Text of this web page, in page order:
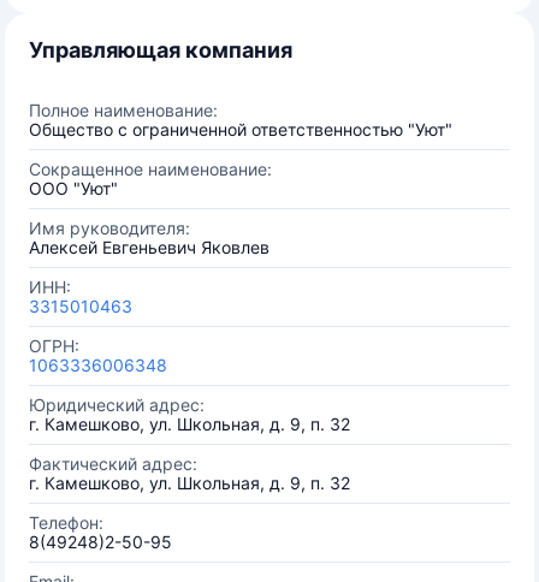
Управляющая компания
Полное наименование:
Общество с ограниченной ответственностью "Уют"
Сокращенное наименование:
ООО "Уют"
Имя руководителя:
Алексей Евгеньевич Яковлев
ИНН:
3315010463
ОГРН:
1063336006348
Юридический адрес:
г. Камешково, ул. Школьная, д. 9, п. 32
Фактический адрес:
г. Камешково, ул. Школьная, д. 9, п. 32
Телефон:
8(49248)2-50-95